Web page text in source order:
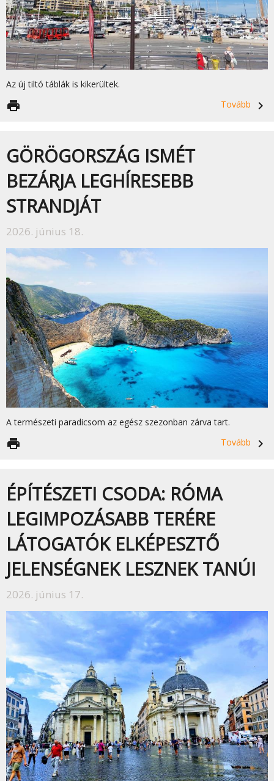
Az új tiltó táblák is kikerültek.
Tovább
navigate_next
print
GÖRÖGORSZÁG ISMÉT
BEZÁRJA LEGHÍRESEBB
STRANDJÁT
2026. június 18.
A természeti paradicsom az egész szezonban zárva tart.
Tovább
navigate_next
print
ÉPÍTÉSZETI CSODA: RÓMA
LEGIMPOZÁSABB TERÉRE
LÁTOGATÓK ELKÉPESZTŐ
JELENSÉGNEK LESZNEK TANÚI
2026. június 17.